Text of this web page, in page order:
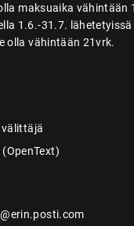
maksuaika vähintään
1.6.-31.7.
olla vähintään 21vrk.
välittäjä